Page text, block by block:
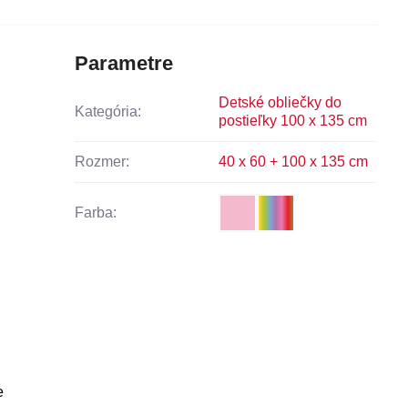
Parametre
Kategória:
Detské obliečky do
postieľky 100 x 135 cm
Rozmer: 40 x 60 + 100 x 135 cm
Farba: